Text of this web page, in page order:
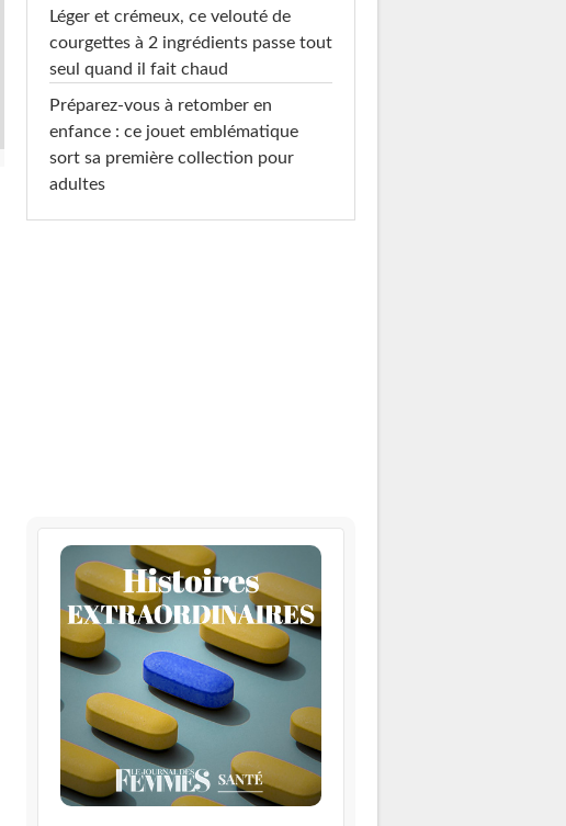
Léger et crémeux, ce velouté de
courgettes à 2 ingrédients passe tout
seul quand il fait chaud
Préparez-vous à retomber en
enfance : ce jouet emblématique
sort sa première collection pour
adultes